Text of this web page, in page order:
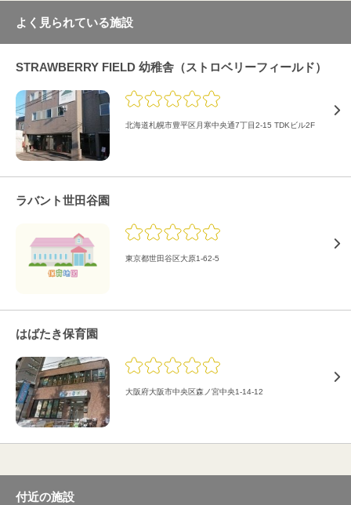
よく見られている施設
STRAWBERRY FIELD 幼稚舎（ストロベリーフィールド）
北海道札幌市豊平区月寒中央通7丁目2-15 TDKビル2F
ラバント世田谷園
東京都世田谷区大原1-62-5
はばたき保育園
大阪府大阪市中央区森ノ宮中央1-14-12
付近の施設